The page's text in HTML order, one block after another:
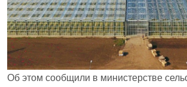
Об этом сообщили в министерстве